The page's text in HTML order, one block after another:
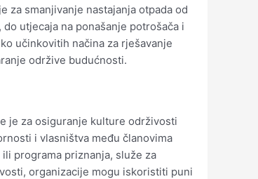
smanjivanje nastajanja otpada od
utjecaja na ponašanje potrošača i
učinkovitih načina za rješavanje
održive budućnosti.
je za osiguranje kulture održivosti
i vlasništva među članovima
programa priznanja, služe za
organizacije mogu iskoristiti puni